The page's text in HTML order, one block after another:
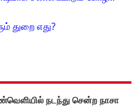
துறை எது?
நடந்து சென்ற நாசா